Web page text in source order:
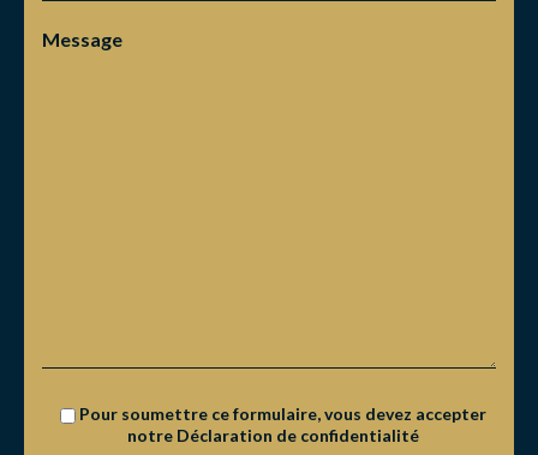
Message
Pour soumettre ce formulaire, vous devez accepter
notre Déclaration de confidentialité